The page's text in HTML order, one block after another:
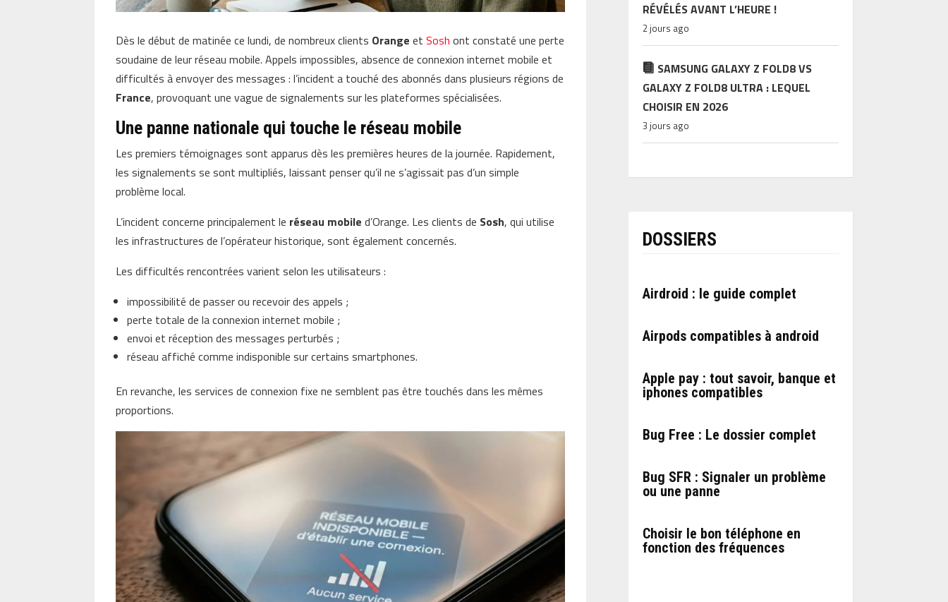
Dès le début de matinée ce lundi, de nombreux clients Orange etSosh ont constaté une perte
soudaine de leur réseau mobile. Appels impossibles, absence de connexion internet mobile et
difficultés à envoyer des messages : l’incident a touché des abonnés dans plusieurs régions de
France, provoquant une vague de signalements sur les plateformes spécialisées.
Une panne nationale qui touche le réseau mobile
Les premiers témoignages sont apparus dès les premières heures de la journée. Rapidement,
les signalements se sont multipliés, laissant penser qu’il ne s’agissait pas d’un simple
problème local.
L’incident concerne principalement le réseau mobile d’Orange. Les clients de Sosh, qui utilise
les infrastructures de l’opérateur historique, sont également concernés.
Les difficultés rencontrées varient selon les utilisateurs :
impossibilité de passer ou recevoir des appels ;
perte totale de la connexion internet mobile ;
envoi et réception des messages perturbés ;
réseau affiché comme indisponible sur certains smartphones.
En revanche, les services de connexion fixe ne semblent pas être touchés dans les mêmes
proportions.
RÉVÉLÉS AVANT L’HEURE !
2 jours ago
SAMSUNG GALAXY Z FOLD8 VS
GALAXY Z FOLD8 ULTRA : LEQUEL
CHOISIR EN 2026
3 jours ago
DOSSIERS
Airdroid : le guide complet
Airpods compatibles à android
Apple pay : tout savoir, banque et
iphones compatibles
Bug Free : Le dossier complet
Bug SFR : Signaler un problème
ou une panne
Choisir le bon téléphone en
fonction des fréquences